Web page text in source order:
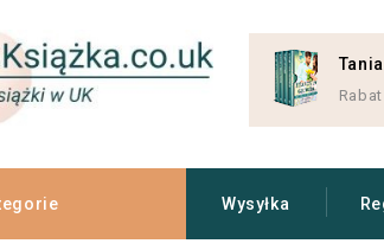
Wysyłka